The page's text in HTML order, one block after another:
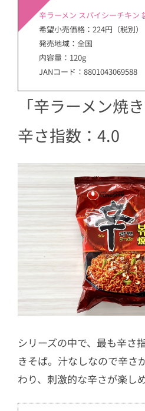
辛ラーメン スパイシーチキン
希望小売価格：224円（税別）
発売地域：全国
内容量：120g
JANコード：8801043069588
「辛ラーメン焼
辛さ指数：4.0
シリーズの中で、最も辛さ
きそば。汁なしなので辛さ
わり、刺激的な辛さが楽しめ